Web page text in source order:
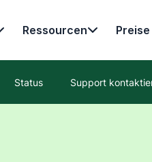
Ressourcen Preise
Status Support